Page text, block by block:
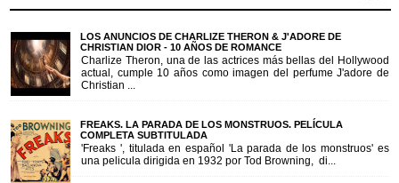
LOS ANUNCIOS DE CHARLIZE THERON & J'ADORE DE
CHRISTIAN DIOR - 10 AÑOS DE ROMANCE
Charlize Theron, una de las actrices más bellas del Hollywood
actual, cumple 10 años como imagen del perfume J'adore de
Christian ...
FREAKS. LA PARADA DE LOS MONSTRUOS. PELÍCULA
COMPLETA SUBTITULADA
'Freaks ', titulada en español 'La parada de los monstruos' es
una pelicula dirigida en 1932 por Tod Browning, di...